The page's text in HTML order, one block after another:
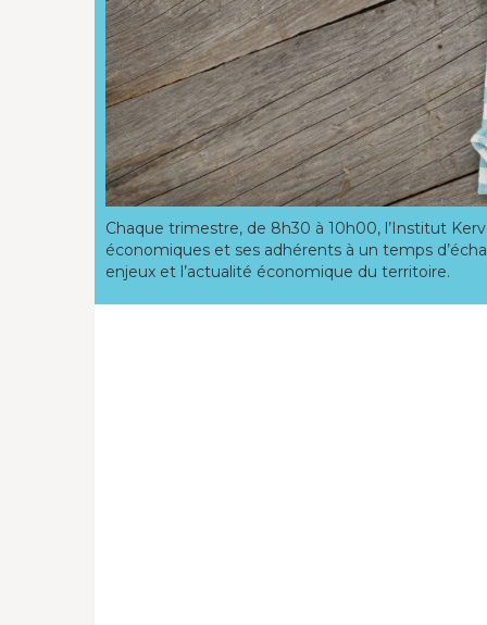
Chaque trimestre, de 8h30 à 10h00, l’Institut
économiques et ses adhérents à un temps
enjeux et l’actualité économique du territoire.